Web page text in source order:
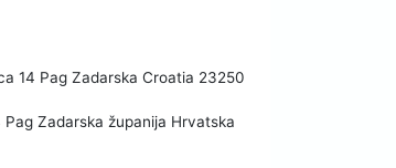
14 Pag Zadarska Croatia 23250
Pag Zadarska županija Hrvatska